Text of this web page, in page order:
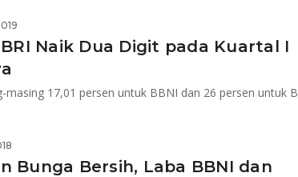
Naik Dua Digit pada Kuartal I
Bunga Bersih, Laba BBNI dan